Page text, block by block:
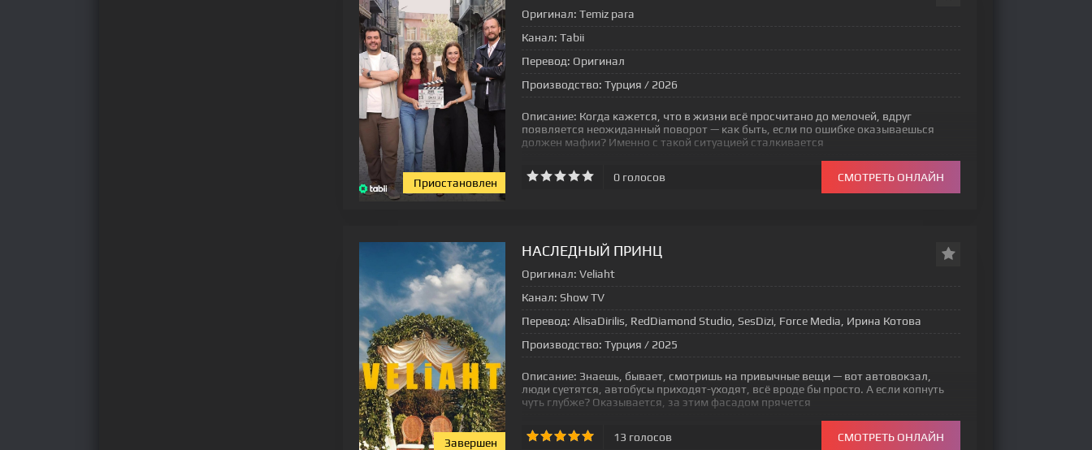
Приостановлен
Оригинал: Temiz para
Канал: Tabii
Перевод: Оригинал
Производство: Турция / 2026
Описание: Когда кажется, что в жизни всё просчитано до мелочей, вдруг
появляется неожиданный поворот — как быть, если по ошибке оказываешься
должен мафии? Именно с такой ситуацией сталкивается
0 голосов СМОТРЕТЬ ОНЛАЙН
Завершен
НАСЛЕДНЫЙ ПРИНЦ
Оригинал: Veliaht
Канал: Show TV
Перевод: AlisaDirilis, RedDiamond Studio, SesDizi, Force Media, Ирина Котова
Производство: Турция / 2025
Описание: Знаешь, бывает, смотришь на привычные вещи — вот автовокзал,
люди суетятся, автобусы приходят-уходят, всё вроде бы просто. А если копнуть
чуть глубже? Оказывается, за этим фасадом прячется
13 голосов СМОТРЕТЬ ОНЛАЙН